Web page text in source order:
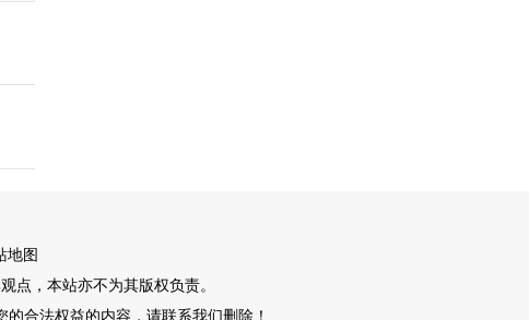
地图
点，本站亦不为其版权负责。
合法权益的内容，请联系我们删除！